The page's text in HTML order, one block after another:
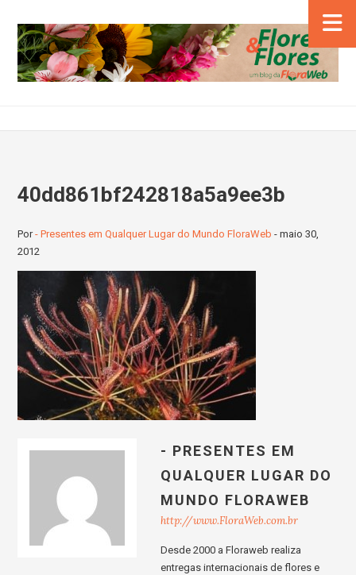
40dd861bf242818a5a9ee3b
Por- Presentes em Qualquer Lugar do Mundo FloraWeb -maio 30,
2012
- PRESENTES EM
QUALQUER LUGAR DO
MUNDO FLORAWEB
http://www.FloraWeb.com.br
Desde 2000 a Floraweb realiza
entregas internacionais de flores e